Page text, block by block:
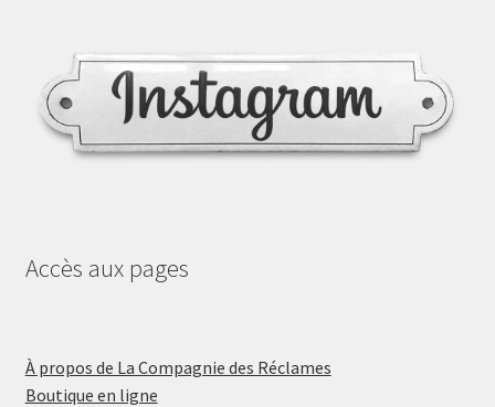
Accès aux pages
À propos de La Compagnie des Réclames
Boutique en ligne